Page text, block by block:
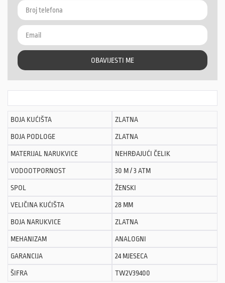
OBAVIJESTI ME
BOJA KUĆIŠTA ZLATNA
BOJA PODLOGE ZLATNA
MATERIJAL NARUKVICE NEHRĐAJUĆI ČELIK
VODOOTPORNOST 30 M / 3 ATM
SPOL ŽENSKI
VELIČINA KUĆIŠTA 28 MM
BOJA NARUKVICE ZLATNA
MEHANIZAM ANALOGNI
GARANCIJA 24 MJESECA
ŠIFRA TW2V39400